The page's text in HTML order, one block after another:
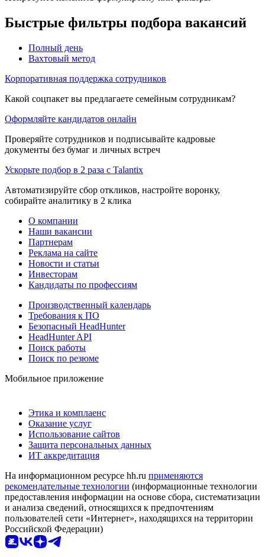
Быстрые фильтры подбора вакансий
Полный день
Вахтовый метод
Корпоративная поддержка сотрудников
Какой соцпакет вы предлагаете семейным сотрудникам?
Оформляйте кандидатов онлайн
Проверяйте сотрудников и подписывайте кадровые
документы без бумаг и личных встреч
Ускорьте подбор в 2 раза с Talantix
Автоматизируйте сбор откликов, настройте воронку,
собирайте аналитику в 2 клика
О компании
Наши вакансии
Партнерам
Реклама на сайте
Новости и статьи
Инвесторам
Кандидаты по профессиям
Производственный календарь
Требования к ПО
Безопасный HeadHunter
HeadHunter API
Поиск работы
Поиск по резюме
Мобильное приложение
Этика и комплаенс
Оказание услуг
Использование сайтов
Защита персональных данных
ИТ аккредитация
На информационном ресурсе hh.ru применяются
рекомендательные технологии (информационные технологии
предоставления информации на основе сбора, систематизации
и анализа сведений, относящихся к предпочтениям
пользователей сети «Интернет», находящихся на территории
Российской Федерации)